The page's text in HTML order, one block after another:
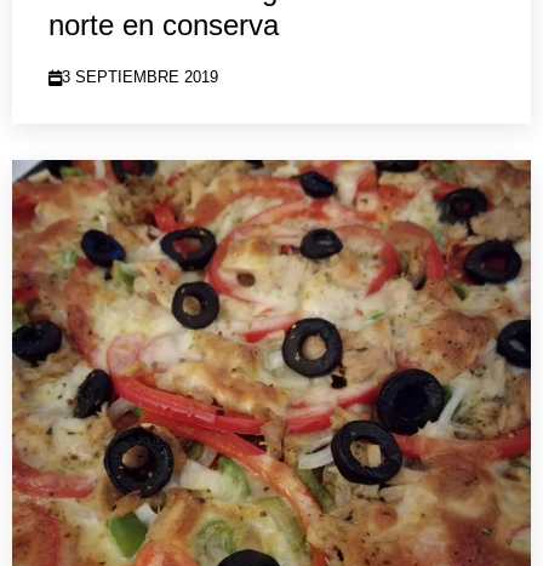
norte en conserva
3 SEPTIEMBRE 2019